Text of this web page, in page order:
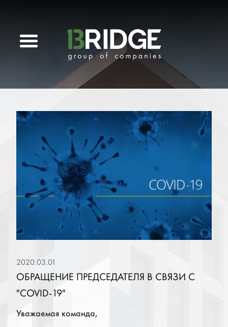
2020.03.01
ОБРАЩЕНИЕ ПРЕДСЕДАТЕЛЯ В СВЯЗИ С
"COVID-19"
Уважаемая команда,